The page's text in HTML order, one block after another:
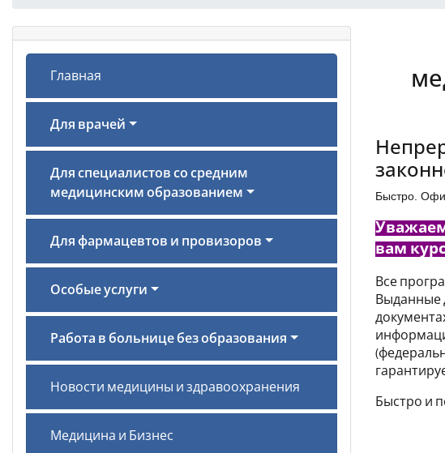
Главная
Для врачей
Для специалистов со средним
медицинским образованием
Для фармацевтов и провизоров
Особые услуги
Работа в больнице без образования
Новости медицины и здравоохранения
Медицина и Бизнес
Быстро.
вам
Все
Выданные
Быстро и